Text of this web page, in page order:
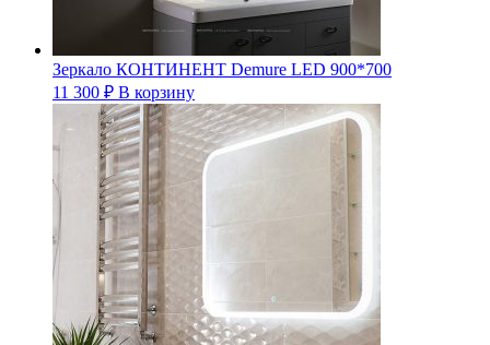
Зеркало КОНТИНЕНТ Demure LED 900*700
11 300 ₽ В корзину